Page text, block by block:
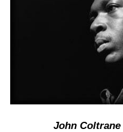
John Coltrane